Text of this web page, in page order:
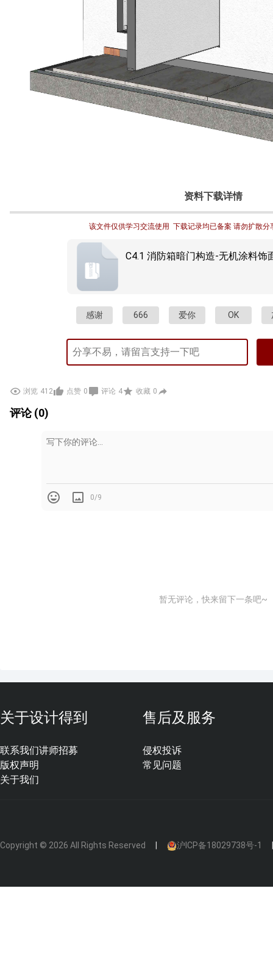
资料下载详情
该文件仅供学习交流使用  下载记录均已备案 请勿扩散分
C4.1 消防箱暗门构造-无机涂料饰
感谢 666 爱你 OK
浏览 412 点赞 0 评论 4 收藏 0
评论 (0)
0/9
暂无评论，快来留下一条吧~
关于设计得到
联系我们
版权声明
关于我们
讲师招募
售后及服务
侵权投诉
常见问题
Copyright © 2026 All Rights Reserved 沪ICP备18029738号-1